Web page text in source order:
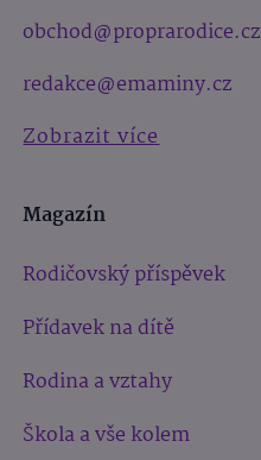
obchod@proprarodice.cz
redakce@emaminy.cz
Zobrazit více
Magazín
Rodičovský příspěvek
Přídavek na dítě
Rodina a vztahy
Škola a vše kolem